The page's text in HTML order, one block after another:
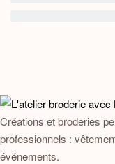
Créations et broderies
professionnels :
événements.